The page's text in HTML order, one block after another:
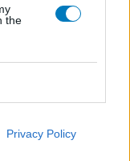
the
Privacy Policy
en als ik
alleen een
benen.